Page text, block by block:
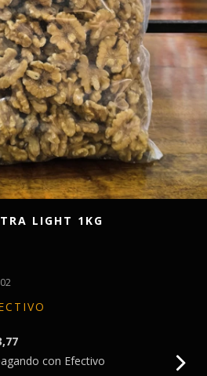
LIGHT 1KG
con Efectivo